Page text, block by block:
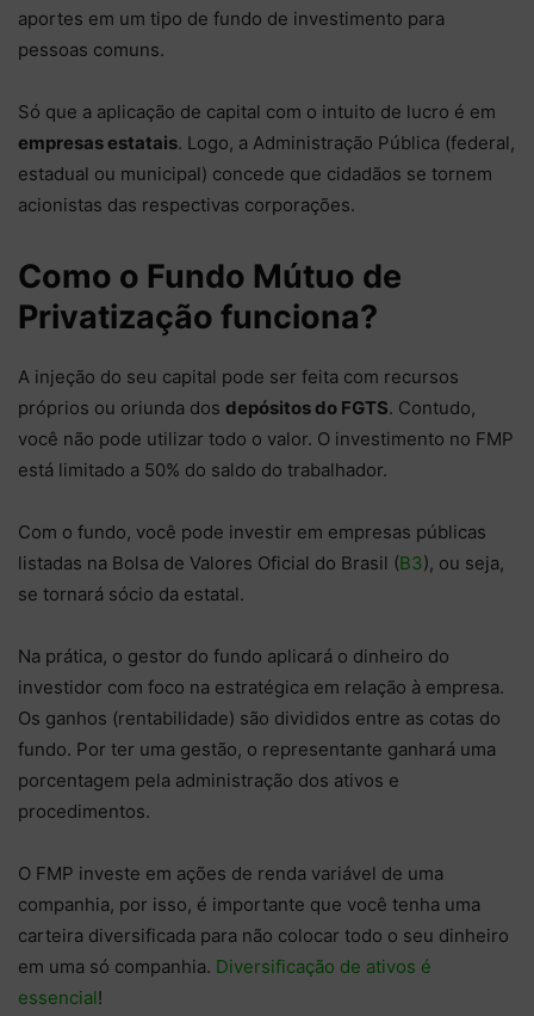
aportes em um tipo de fundo de investimento para
pessoas comuns.
Só que a aplicação de capital com o intuito de lucro é em
empresas estatais. Logo, a Administração Pública (federal,
estadual ou municipal) concede que cidadãos se tornem
acionistas das respectivas corporações.
Como o Fundo Mútuo de
Privatização funciona?
A injeção do seu capital pode ser feita com recursos
próprios ou oriunda dos depósitos do FGTS. Contudo,
você não pode utilizar todo o valor. O investimento no FMP
está limitado a 50% do saldo do trabalhador.
Com o fundo, você pode investir em empresas públicas
listadas na Bolsa de Valores Oficial do Brasil (B3), ou seja,
se tornará sócio da estatal.
Na prática, o gestor do fundo aplicará o dinheiro do
investidor com foco na estratégica em relação à empresa.
Os ganhos (rentabilidade) são divididos entre as cotas do
fundo. Por ter uma gestão, o representante ganhará uma
porcentagem pela administração dos ativos e
procedimentos.
O FMP investe em ações de renda variável de uma
companhia, por isso, é importante que você tenha uma
carteira diversificada para não colocar todo o seu dinheiro
em uma só companhia. Diversificação de ativos é
essencial!